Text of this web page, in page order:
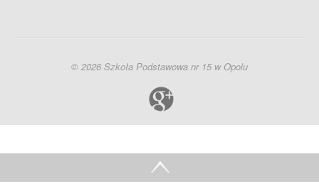
© 2026 Szkoła Podstawowa nr 15 w Opolu